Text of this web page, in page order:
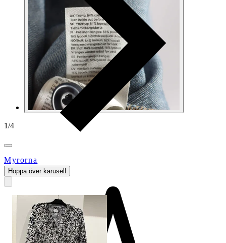
1/4
Myrorna
Hoppa över karusell